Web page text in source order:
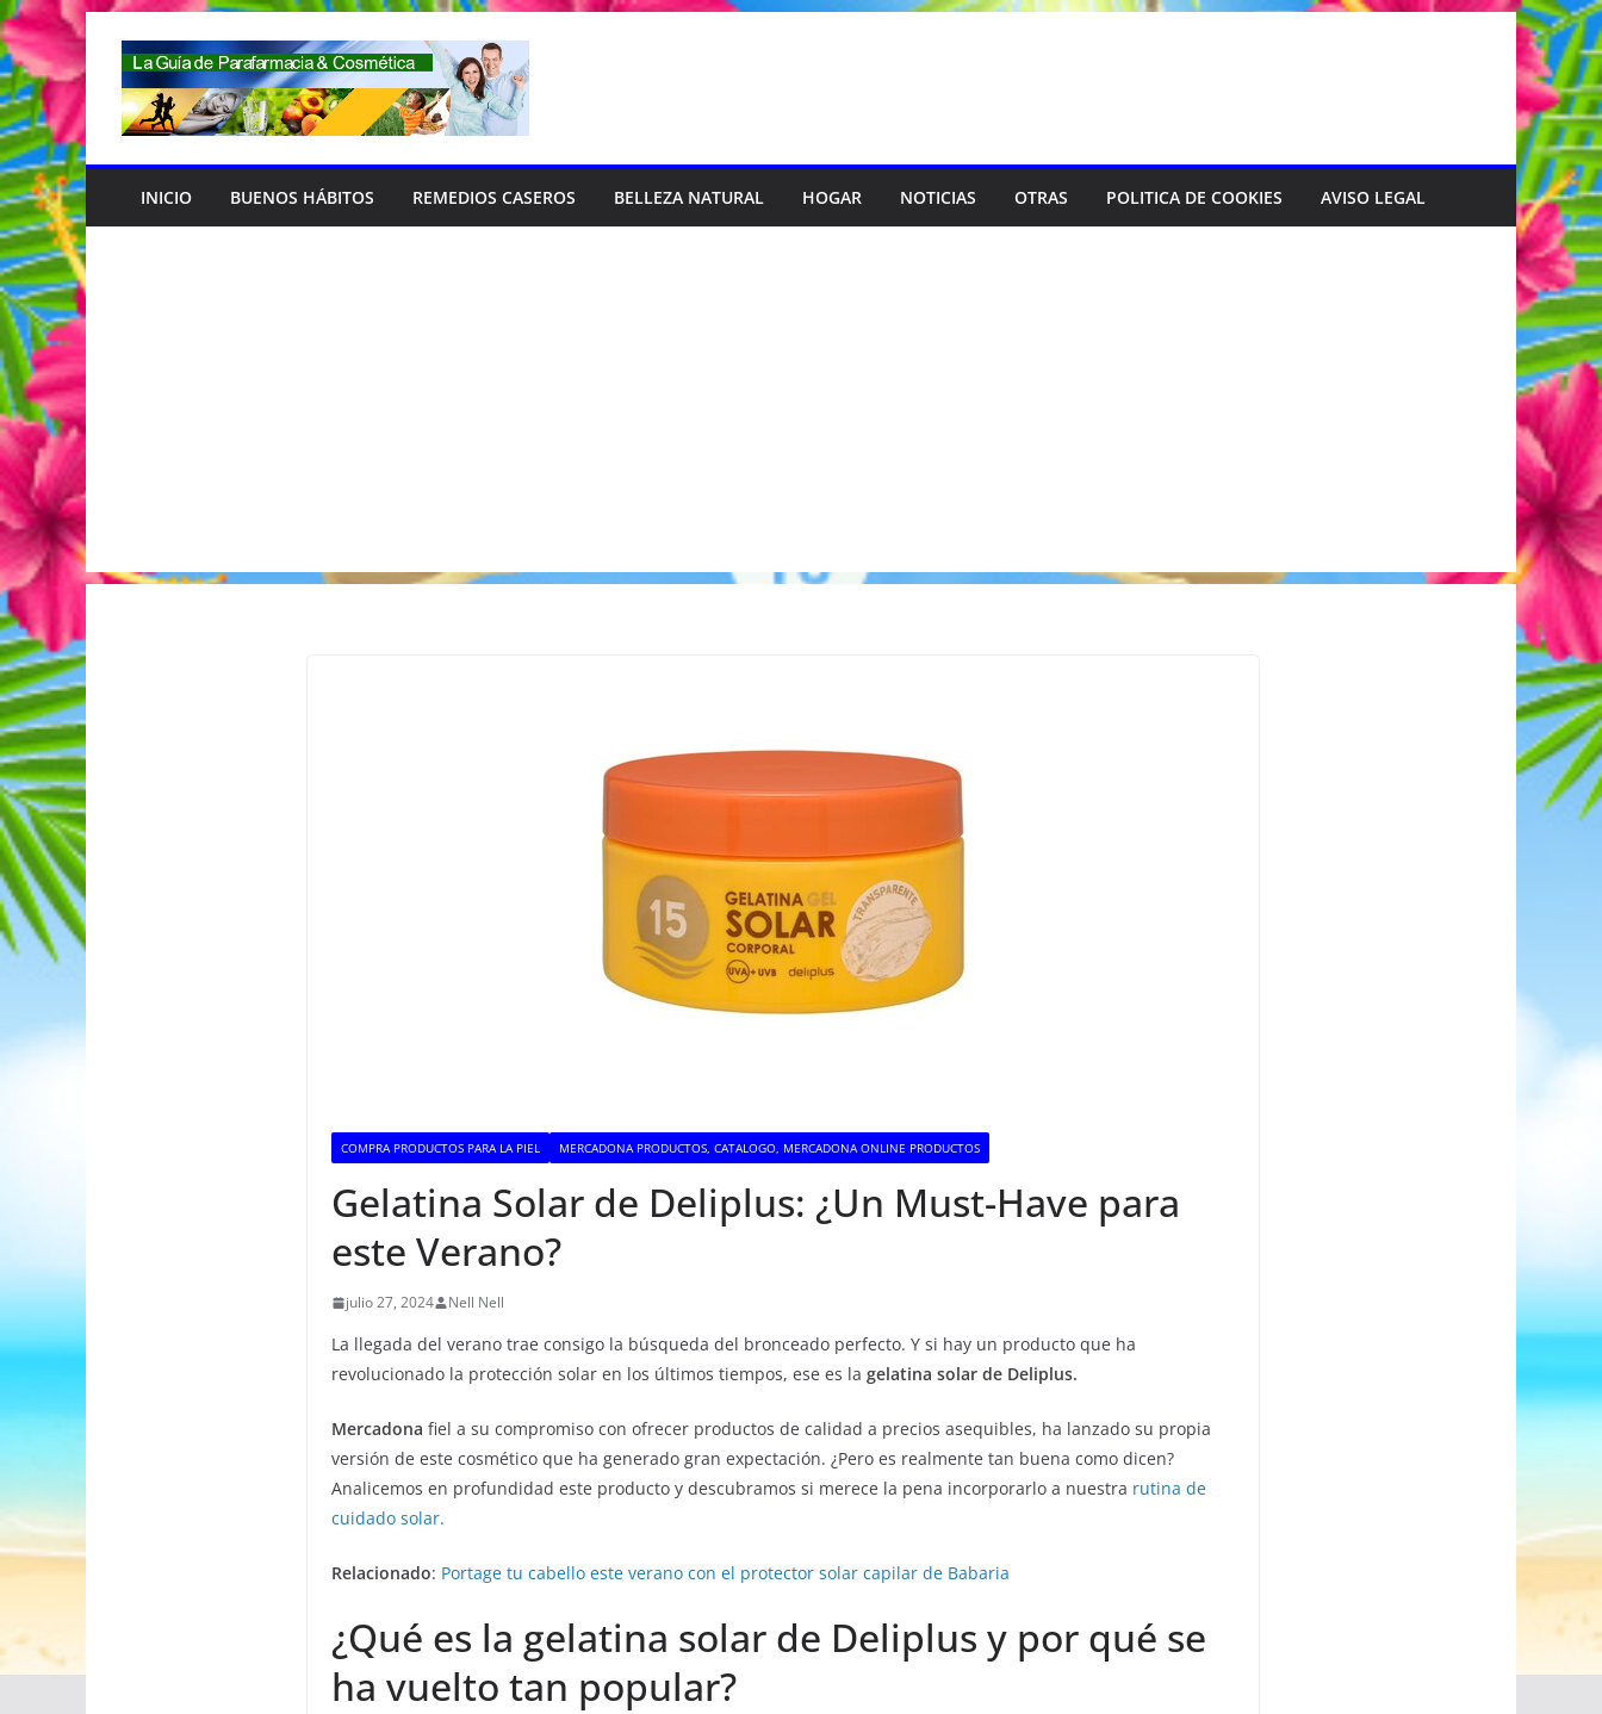
Saltar
al
contenido
INICIO BUENOS HÁBITOS REMEDIOS CASEROS BELLEZA NATURAL HOGAR NOTICIAS OTRAS POLITICA DE COOKIES AVISO LEGAL
COMPRA PRODUCTOS PARA LA PIEL MERCADONA PRODUCTOS, CATALOGO, MERCADONA ONLINE PRODUCTOS
Gelatina Solar de Deliplus: ¿Un Must-Have para
este Verano?
julio 27, 2024 Nell Nell
La llegada del verano trae consigo la búsqueda del bronceado perfecto. Y si hay un producto que ha
revolucionado la protección solar en los últimos tiempos, ese es la gelatina solar de Deliplus.
Mercadona fiel a su compromiso con ofrecer productos de calidad a precios asequibles, ha lanzado su propia
versión de este cosmético que ha generado gran expectación. ¿Pero es realmente tan buena como dicen?
Analicemos en profundidad este producto y descubramos si merece la pena incorporarlo a nuestra rutina de
cuidado solar.
Relacionado: Portage tu cabello este verano con el protector solar capilar de Babaria
¿Qué es la gelatina solar de Deliplus y por qué se
ha vuelto tan popular?